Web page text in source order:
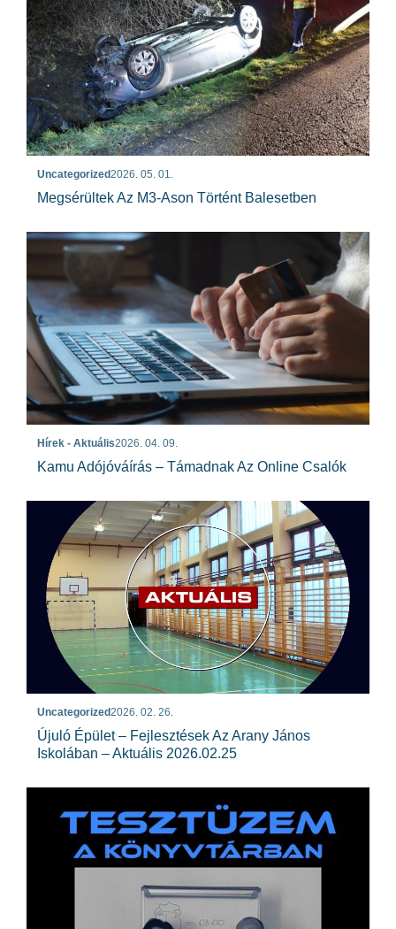
Uncategorized2026. 05. 01.
Megsérültek Az M3-Ason Történt Balesetben
Hírek - Aktuális2026. 04. 09.
Kamu Adójóváírás – Támadnak Az Online Csalók
Uncategorized2026. 02. 26.
Újuló Épület – Fejlesztések Az Arany János
Iskolában – Aktuális 2026.02.25